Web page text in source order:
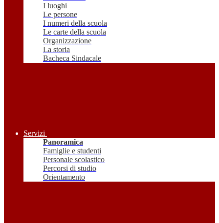
I luoghi
Le persone
I numeri della scuola
Le carte della scuola
Organizzazione
La storia
Bacheca Sindacale
Servizi
Panoramica
Famiglie e studenti
Personale scolastico
Percorsi di studio
Orientamento